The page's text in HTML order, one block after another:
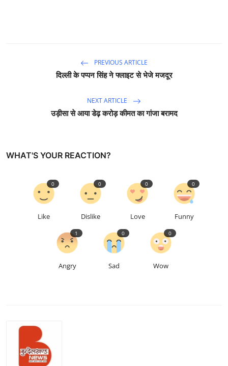
PREVIOUS ARTICLE
दिल्ली के पप्पन सिंह ने फ्लाइट से भेजे मजदूर
NEXT ARTICLE
उड़ीसा से आया डेढ़ करोड़ कीमत का गांजा बरामद
WHAT'S YOUR REACTION?
Like
0
Dislike
0
Love
0
Funny
0
Angry
1
Sad
0
Wow
0